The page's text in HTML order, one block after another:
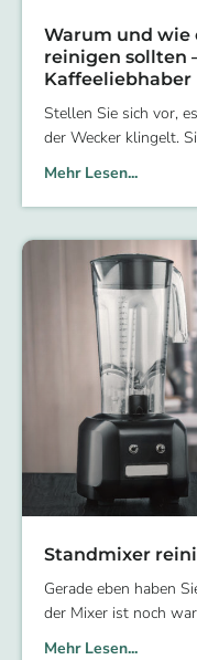
Warum und wie
reinigen sollten
Kaffeeliebhaber
Stellen Sie sich vor,
der Wecker klingelt.
Mehr Lesen...
Standmixer
Gerade eben haben
der Mixer ist noch
Mehr Lesen...